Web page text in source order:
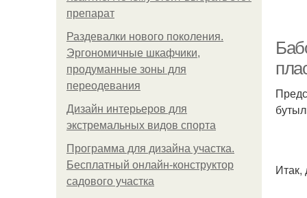
препарат
Раздевалки нового поколения.
Эргономичные шкафчики,
продуманные зоны для
переодевания
Дизайн интерьеров для
экстремальных видов спорта
Программа для дизайна участка.
Бесплатный онлайн-конструктор
садового участка
Итак,